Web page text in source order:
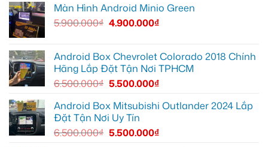
Quận
tiện
ích
Quận
nâng
Everest
tại
Thủ
cần
sáng
tốt
hơn
Màn Hình Android Minio Green
5.900.000₫ 4.900.000₫
Android Box Chevrolet Colorado 2018 Chính
Hãng Lắp Đặt Tận Nơi TPHCM
6.500.000₫ 5.500.000₫
Android Box Mitsubishi Outlander 2024 Lắp
Đặt Tận Nơi Uy Tín
6.500.000₫ 5.500.000₫